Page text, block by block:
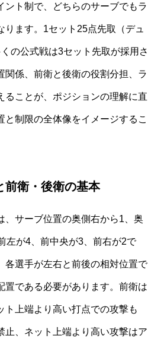
ント制で、どちらのサーブでもラ
ります。1セット25点先取（デュ
の公式戦は3セット先取が採用さ
関係、前衛と後衛の役割分担、ラ
ることが、ポジションの理解に直
と制限の全体像をイメージするこ
前衛・後衛の基本
、サーブ位置の奥側右から1、奥
左が4、前中央が3、前右が2で
各選手が左右と前後の相対位置で
置である必要があります。前衛は
ト上端より高い打点での攻撃も
止、ネット上端より高い攻撃はア